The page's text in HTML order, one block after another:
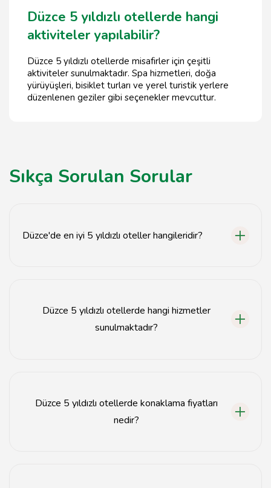
Düzce 5 yıldızlı otellerde hangi
aktiviteler yapılabilir?
Düzce 5 yıldızlı otellerde misafirler için çeşitli
aktiviteler sunulmaktadır. Spa hizmetleri, doğa
yürüyüşleri, bisiklet turları ve yerel turistik yerlere
düzenlenen geziler gibi seçenekler mevcuttur.
Sıkça Sorulan Sorular
Düzce'de en iyi 5 yıldızlı oteller hangileridir?
Düzce 5 yıldızlı otellerde hangi hizmetler
sunulmaktadır?
Düzce 5 yıldızlı otellerde konaklama fiyatları
nedir?